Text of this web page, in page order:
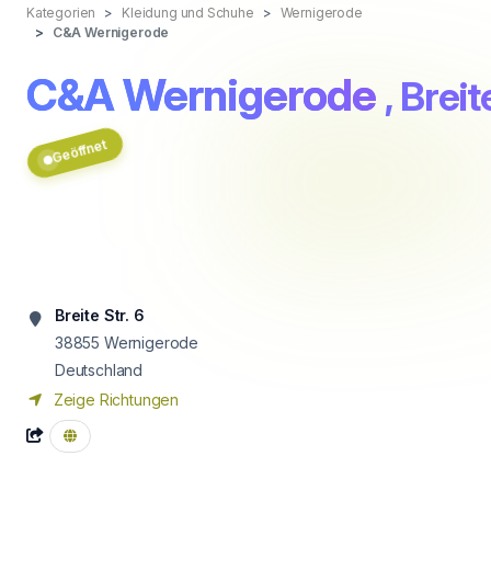
Kategorien Kleidung und Schuhe
Wernigerode
C&A Wernigerode
C&A Wernigerode ,
Geöffnet
Breite Str. 6
38855 Wernigerode
Deutschland
Zeige Richtungen